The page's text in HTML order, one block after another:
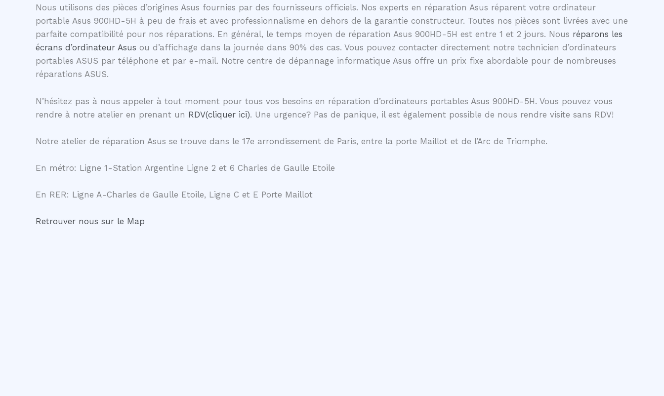
Nous utilisons des pièces d’origines Asus fournies par des fournisseurs officiels. Nos experts en réparation Asus réparent votre ordinateur
portable Asus 900HD-5H à peu de frais et avec professionnalisme en dehors de la garantie constructeur. Toutes nos pièces sont livrées avec une
parfaite compatibilité pour nos réparations. En général, le temps moyen de réparation Asus 900HD-5H est entre 1 et 2 jours. Nous réparons les
écrans d’ordinateur Asus ou d’affichage dans la journée dans 90% des cas. Vous pouvez contacter directement notre technicien d’ordinateurs
portables ASUS par téléphone et par e-mail. Notre centre de dépannage informatique Asus offre un prix fixe abordable pour de nombreuses
réparations ASUS.
N’hésitez pas à nous appeler à tout moment pour tous vos besoins en réparation d’ordinateurs portables Asus 900HD-5H. Vous pouvez vous
rendre à notre atelier en prenant un RDV(cliquer ici). Une urgence? Pas de panique, il est également possible de nous rendre visite sans RDV!
Notre atelier de réparation Asus se trouve dans le 17e arrondissement de Paris, entre la porte Maillot et de l’Arc de Triomphe.
En métro: Ligne 1-Station Argentine Ligne 2 et 6 Charles de Gaulle Etoile
En RER: Ligne A-Charles de Gaulle Etoile, Ligne C et E Porte Maillot
Retrouver nous sur le Map